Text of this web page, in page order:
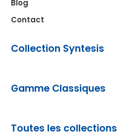
Blog
Contact
Collection Syntesis
Gamme Classiques
Toutes les collections